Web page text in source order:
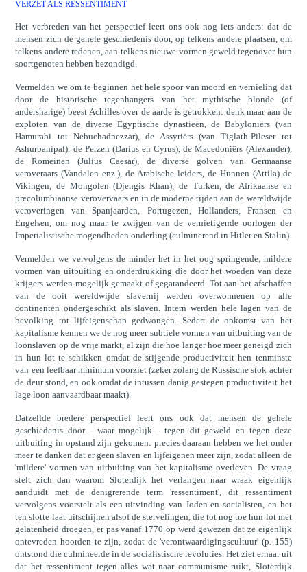
VERZET ALS RESSENTIMENT
Het verbreden van het perspectief leert ons ook nog iets anders: dat de
mensen zich de gehele geschiedenis door, op telkens andere plaatsen, om
telkens andere redenen, aan telkens nieuwe vormen geweld tegenover hun
soortgenoten hebben bezondigd.
Vermelden we om te beginnen het hele spoor van moord en vernieling dat
door de historische tegenhangers van het mythische blonde (of
andersharige) beest Achilles over de aarde is getrokken: denk maar aan de
exploten van de diverse Egyptische dynastieën, de Babyloniërs (van
Hamurabi tot Nebuchadnezzar), de Assyriërs (van Tiglath-Pileser tot
Ashurbanipal), de Perzen (Darius en Cyrus), de Macedoniërs (Alexander),
de Romeinen (Julius Caesar), de diverse golven van Germaanse
veroveraars (Vandalen enz.), de Arabische leiders, de Hunnen (Attila) de
Vikingen, de Mongolen (Djengis Khan), de Turken, de Afrikaanse en
precolumbiaanse verovervaars en in de moderne tijden aan de wereldwijde
veroveringen van Spanjaarden, Portugezen, Hollanders, Fransen en
Engelsen, om nog maar te zwijgen van de vernietigende oorlogen der
Imperialistische mogendheden onderling (culminerend in Hitler en Stalin).
Vermelden we vervolgens de minder het in het oog springende, mildere
vormen van uitbuiting en onderdrukking die door het woeden van deze
krijgers werden mogelijk gemaakt of gegarandeerd. Tot aan het afschaffen
van de ooit wereldwijde slavernij werden overwonnenen op alle
continenten ondergeschikt als slaven. Intern werden hele lagen van de
bevolking tot lijfeigenschap gedwongen. Sedert de opkomst van het
kapitalisme kennen we de nog meer subtiele vormen van uitbuiting van de
loonslaven op de vrije markt, al zijn die hoe langer hoe meer geneigd zich
in hun lot te schikken omdat de stijgende productiviteit hen tenminste
van een leefbaar minimum voorziet (zeker zolang de Russische stok achter
de deur stond, en ook omdat de intussen danig gestegen productiviteit het
lage loon aanvaardbaar maakt).
Datzelfde bredere perspectief leert ons ook dat mensen de gehele
geschiedenis door - waar mogelijk - tegen dit geweld en tegen deze
uitbuiting in opstand zijn gekomen: precies daaraan hebben we het onder
meer te danken dat er geen slaven en lijfeigenen meer zijn, zodat alleen de
'mildere' vormen van uitbuiting van het kapitalisme overleven. De vraag
stelt zich dan waarom Sloterdijk het verlangen naar wraak eigenlijk
aanduidt met de denigrerende term 'ressentiment', dit ressentiment
vervolgens voorstelt als een uitvinding van Joden en socialisten, en het
ten slotte laat uitschijnen alsof de stervelingen, die tot nog toe hun lot met
gelatenheid droegen, er pas vanaf 1770 op werd gewezen dat ze eigenlijk
ontevreden hoorden te zijn, zodat de 'verontwaardigingscultuur' (p. 155)
ontstond die culmineerde in de socialistische revoluties. Het ziet ernaar uit
dat het ressentiment tegen alles wat naar communisme ruikt, Sloterdijk